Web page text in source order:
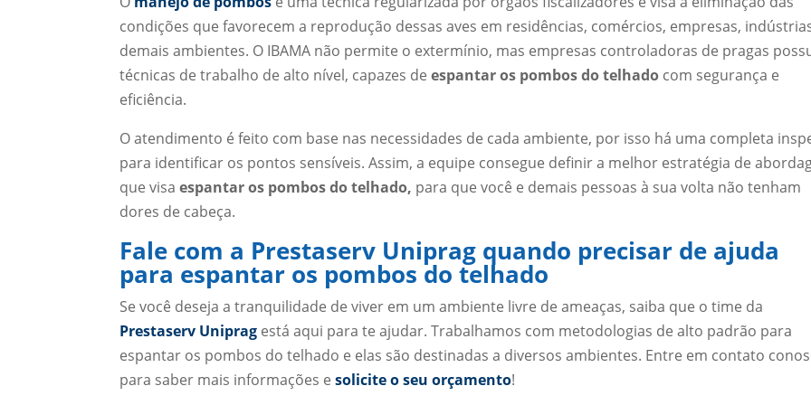
condições que favorecem a reprodução dessas aves em residências, comércios, empresas,
demais ambientes. O IBAMA não permite o extermínio, mas empresas controladoras de pragas
técnicas de trabalho de alto nível, capazes de espantar os pombos do telhado com segurança e
eficiência.
O atendimento é feito com base nas necessidades de cada ambiente, por isso há uma completa
para identificar os pontos sensíveis. Assim, a equipe consegue definir a melhor estratégia de
que visa espantar os pombos do telhado, para que você e demais pessoas à sua volta não tenham
dores de cabeça.
Fale com a Prestaserv Uniprag quando precisar de ajuda
para espantar os pombos do telhado
Se você deseja a tranquilidade de viver em um ambiente livre de ameaças, saiba que o time da
Prestaserv Uniprag está aqui para te ajudar. Trabalhamos com metodologias de alto padrão para
espantar os pombos do telhado e elas são destinadas a diversos ambientes. Entre em contato
para saber mais informações e solicite o seu orçamento!